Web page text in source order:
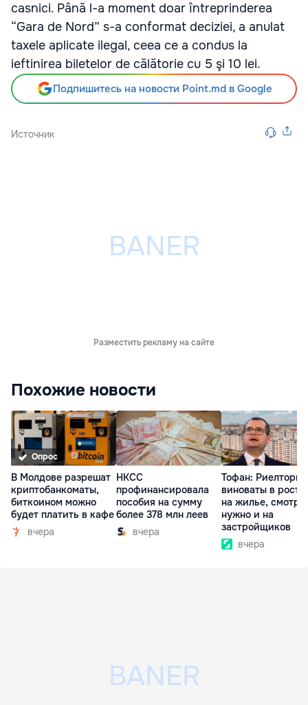
casnici. Până l-a moment doar întreprinderea
“Gara de Nord” s-a conformat deciziei, a anulat
taxele aplicate ilegal, ceea ce a condus la
ieftinirea biletelor de călătorie cu 5 şi 10 lei.
Подпишитесь на новости Point.md в Google
Источник
Разместить рекламу на сайте
Похожие новости
Опрос
В Молдове разрешат
криптобанкоматы,
биткоином можно
будет платить в кафе
вчера
НКСС
профинансировала
пособия на сумму
более 378 млн леев
вчера
Тофан: Риелторы
виноваты в росте
на жилье,
нужно и на
застройщиков
вчера